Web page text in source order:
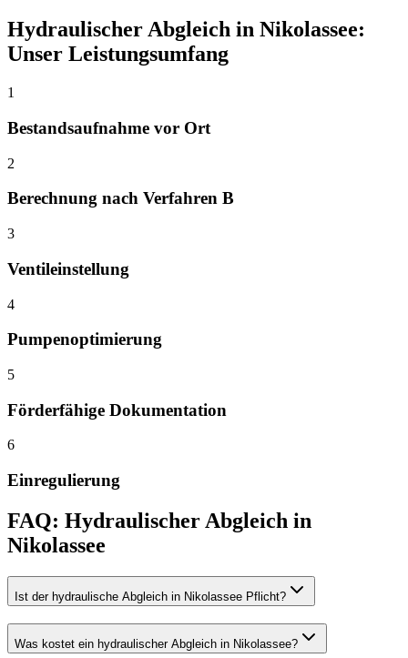
Hydraulischer Abgleich in Nikolassee:
Unser Leistungsumfang
1
Bestandsaufnahme vor Ort
2
Berechnung nach Verfahren B
3
Ventileinstellung
4
Pumpenoptimierung
5
Förderfähige Dokumentation
6
Einregulierung
FAQ: Hydraulischer Abgleich in
Nikolassee
Ist der hydraulische Abgleich in Nikolassee Pflicht?
Was kostet ein hydraulischer Abgleich in Nikolassee?